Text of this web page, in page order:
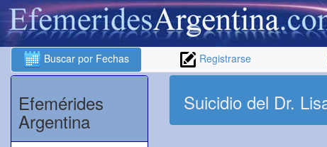
Buscar por Fechas Registrarse
Efemérides
Argentina
Suicidio del Dr.